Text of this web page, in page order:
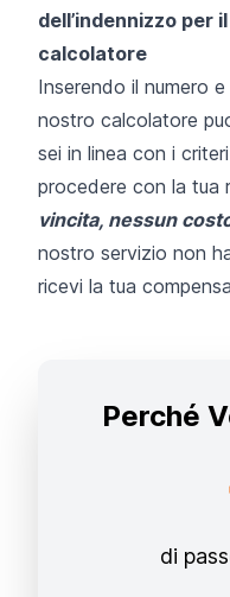
dell’indennizzo per
calcolatore
Inserendo il numero
nostro calcolatore
sei in linea con i
procedere con la tua
vincita, nessun
nostro servizio non
ricevi la tua
Perché
di